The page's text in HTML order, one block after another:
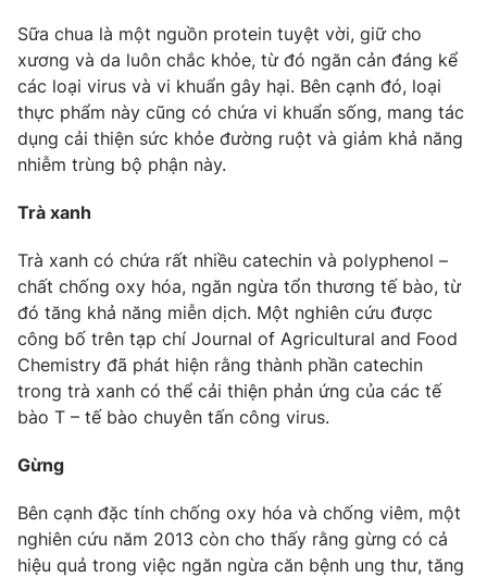
Liên hệ tòa soạn English
THỜI BÁO VTV
Cơ quan chủ quản:Đài Truyền hình Việt Nam
Cơ quan báo chí:Thời báo VTV
Giấy phép hoạt động báo in và báo điện tử số 483/GP-BTTTT
cấp ngày 29/12/2023
Tổng Biên tập:Vũ Thanh Thủy
Phó Tổng Biên tập:
Nguyễn Trọng Ninh
Tổng đài VTV: 024.38 355 931 - 024.38 355 932
Ðiện thoại Thời báo VTV: 024.66 897 897
Email:toasoan@vtv.vn
Sữa chua là một nguồn protein tuyệt vời, giữ cho
xương và da luôn chắc khỏe, từ đó ngăn cản đáng kể
các loại virus và vi khuẩn gây hại. Bên cạnh đó, loại
thực phẩm này cũng có chứa vi khuẩn sống, mang tác
dụng cải thiện sức khỏe đường ruột và giảm khả năng
nhiễm trùng bộ phận này.
Trà xanh
Trà xanh có chứa rất nhiều catechin và polyphenol –
chất chống oxy hóa, ngăn ngừa tổn thương tế bào, từ
đó tăng khả năng miễn dịch. Một nghiên cứu được
công bố trên tạp chí Journal of Agricultural and Food
Chemistry đã phát hiện rằng thành phần catechin
trong trà xanh có thể cải thiện phản ứng của các tế
bào T – tế bào chuyên tấn công virus.
Gừng
Bên cạnh đặc tính chống oxy hóa và chống viêm, một
nghiên cứu năm 2013 còn cho thấy rằng gừng có cả
hiệu quả trong việc ngăn ngừa căn bệnh ung thư, tăng